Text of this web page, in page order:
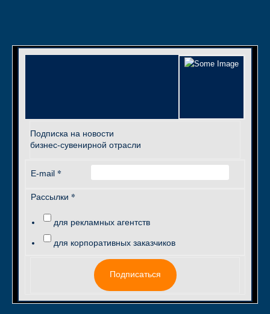
Подписка на новости
бизнес-сувенирной отрасли
E-mail *
Рассылки *
для рекламных агентств
для корпоративных заказчиков
Подписаться